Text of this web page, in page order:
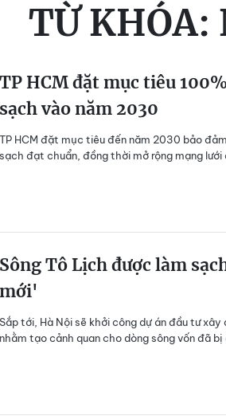
TỪ KHÓA:
TP HCM đặt mục tiêu
sạch vào năm 2030
TP HCM đặt mục tiêu đến năm 2030 bảo
sạch đạt chuẩn, đồng thời mở rộng mạng lưới
Sông Tô Lịch được làm
mới'
Sắp tới, Hà Nội sẽ khởi công dự án đầu tư
nhằm tạo cảnh quan cho dòng sông vốn đã bị